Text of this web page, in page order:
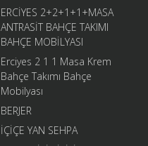
ERCİYES 2+2+1+1+MASA
ANTRASİT BAHÇE TAKIMI
BAHÇE MOBİLYASI
Erciyes 2 1 1 Masa Krem
Bahçe Takımı Bahçe
Mobilyası
BERJER
İÇİÇE YAN SEHPA